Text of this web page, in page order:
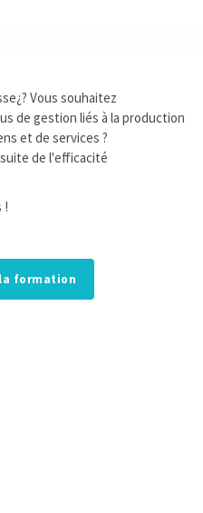
Vous souhaitez
de gestion liés à la production
et de services ?
de l'efficacité
!
formation